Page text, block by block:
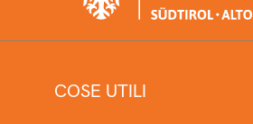
COSE UTILI